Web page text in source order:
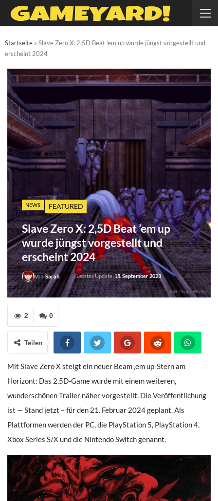
Startseite » Slave Zero X: 2,5D Beat ’em up wurde jüngst vorgestellt und
erscheint 2024
NEWS FEATURED
Slave Zero X: 2,5D Beat ’em up
wurde jüngst vorgestellt und
erscheint 2024
VonSarah Letztes Update 15. September 2023
Bild: Poppy Works
0
2
Teilen
Mit Slave Zero X steigt ein neuer Beam ‚em up-Stern am
Horizont: Das 2,5D-Game wurde mit einem weiteren,
wunderschönen Trailer näher vorgestellt. Die Veröffentlichung
ist — Stand jetzt – für den 21. Februar 2024 geplant. Als
Plattformen werden der PC, die PlayStation 5, PlayStation 4,
Xbox Series S/X und die Nintendo Switch genannt.